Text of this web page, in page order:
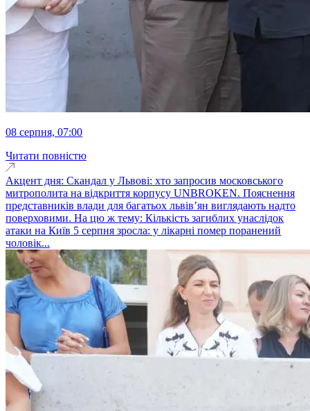
08 серпня, 07:00
Читати повністю
Акцент дня: Скандал у Львові: хто запросив московського
митрополита на відкриття корпусу UNBROKEN. Пояснення
представників влади для багатьох львів’ян виглядають надто
поверховими. На цю ж тему: Кількість загиблих унаслідок
атаки на Київ 5 серпня зросла: у лікарні помер поранений
чоловік...